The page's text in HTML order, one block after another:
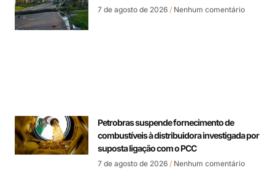
7 de agosto de 2026 Nenhum comentário
Petrobras suspende fornecimento de
combustíveis à distribuidora investigada por
suposta ligação com o PCC
7 de agosto de 2026 Nenhum comentário